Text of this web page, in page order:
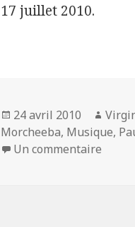
17 juillet 2010.
Publié
le
24 avril 2010
Morcheeba, Musique,
Un commentaire